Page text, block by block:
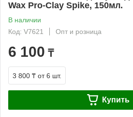
Wax Pro-Clay Spike, 150мл.
В наличии
Код: V7621
Опт и розница
6 100 ₸
3 800 ₸ от 6 шт.
Купить